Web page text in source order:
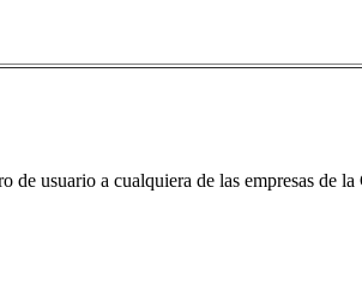
de usuario a cualquiera de las empresas de